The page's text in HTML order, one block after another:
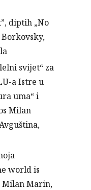
diptih „No
svijet“ za
a Istre u
uma“ i
Milan
world is
Milan Marin,